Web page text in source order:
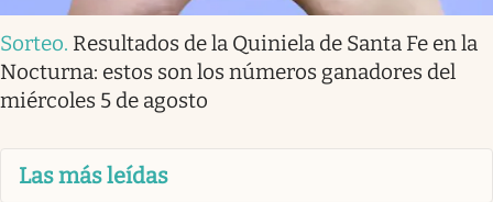
Sorteo. Resultados de la Quiniela de Santa Fe en la
Nocturna: estos son los números ganadores del
miércoles 5 de agosto
Las más leídas